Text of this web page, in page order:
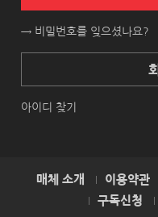
→ 비밀번호를 잊으셨나요?
아이디 찾기
매체 소개 이용약관
구독신청